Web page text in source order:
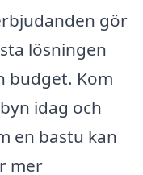
gör
lösningen
budget. Kom
idag och
en bastu kan
mer